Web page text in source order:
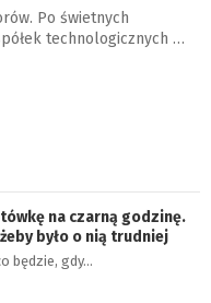
Po świetnych
technologicznych …
na czarną godzinę.
było o nią trudniej
będzie, gdy…